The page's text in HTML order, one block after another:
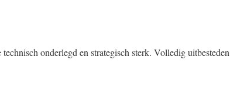
onderlegd en strategisch sterk. Volledig